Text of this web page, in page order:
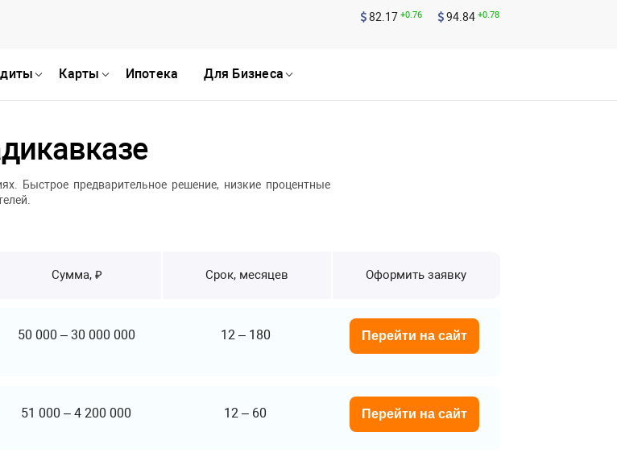
82.17 +0.76 94.84 +0.78
Карты Ипотека Для Бизнеса
Быстрое предварительное решение, низкие процентные
Сумма, ₽ Срок, месяцев Оформить заявку
50 000 – 30 000 000 12 – 180 Перейти на сайт
51 000 –4 200 000 12 – 60 Перейти на сайт